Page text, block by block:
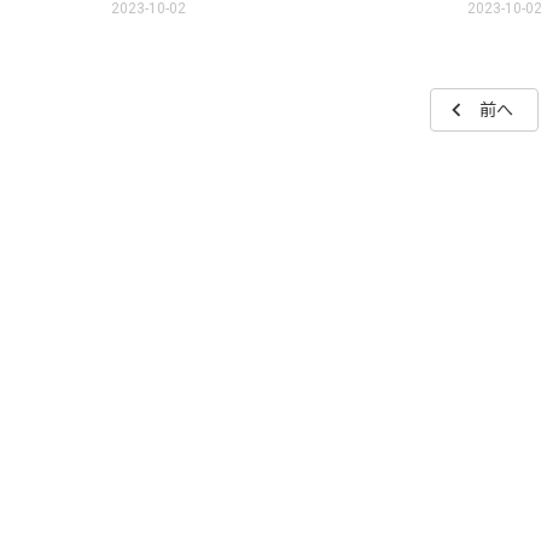
2023-10-02 2023-10-02
chevron_left 前へ